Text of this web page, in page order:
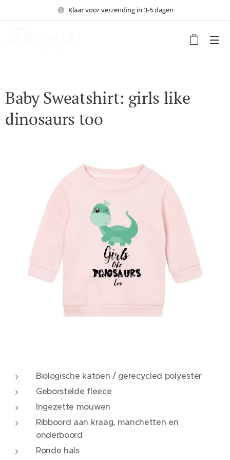
Klaar voor verzending in 3-5 dagen
Baby Sweatshirt: girls like
dinosaurs too
Biologische katoen / gerecycled polyester
Geborstelde fleece
Ingezette mouwen
Ribboord aan kraag, manchetten en
onderboord
Ronde hals